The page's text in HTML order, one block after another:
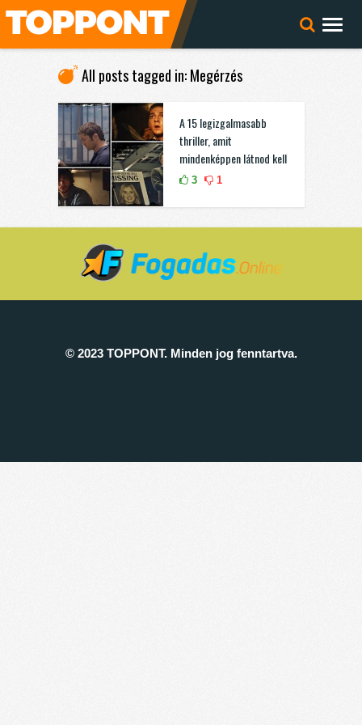
All posts tagged in: Megérzés
A 15 legizgalmasabb
thriller, amit
mindenképpen látnod kell
3 1
© 2023 TOPPONT. Minden jog fenntartva.